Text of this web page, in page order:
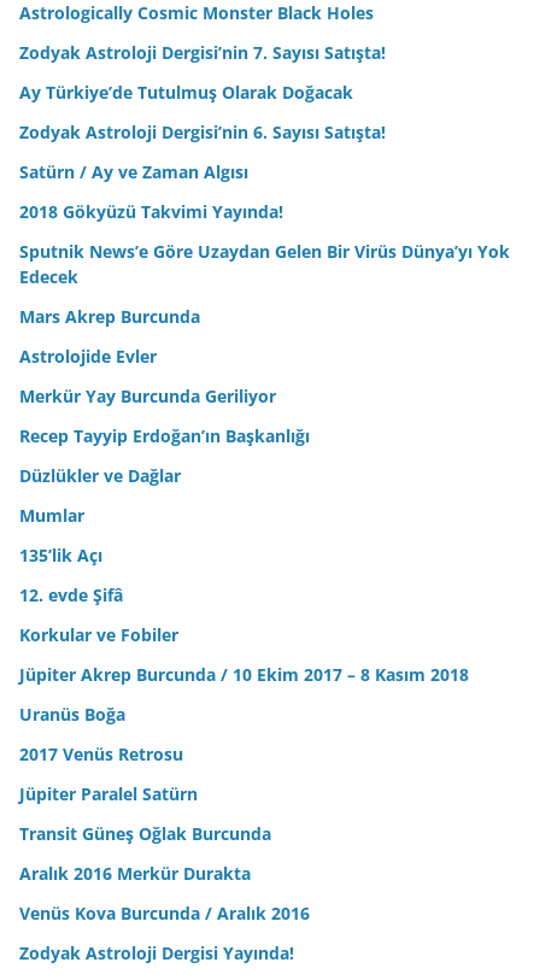
Astrologically Cosmic Monster Black Holes
Zodyak Astroloji Dergisi’nin 7. Sayısı Satışta!
Ay Türkiye’de Tutulmuş Olarak Doğacak
Zodyak Astroloji Dergisi’nin 6. Sayısı Satışta!
Satürn / Ay ve Zaman Algısı
2018 Gökyüzü Takvimi Yayında!
Sputnik News’e Göre Uzaydan Gelen Bir Virüs Dünya’yı Yok
Edecek
Mars Akrep Burcunda
Astrolojide Evler
Merkür Yay Burcunda Geriliyor
Recep Tayyip Erdoğan’ın Başkanlığı
Düzlükler ve Dağlar
Mumlar
135’lik Açı
12. evde Şifâ
Korkular ve Fobiler
Jüpiter Akrep Burcunda / 10 Ekim 2017 – 8 Kasım 2018
Uranüs Boğa
2017 Venüs Retrosu
Jüpiter Paralel Satürn
Transit Güneş Oğlak Burcunda
Aralık 2016 Merkür Durakta
Venüs Kova Burcunda / Aralık 2016
Zodyak Astroloji Dergisi Yayında!